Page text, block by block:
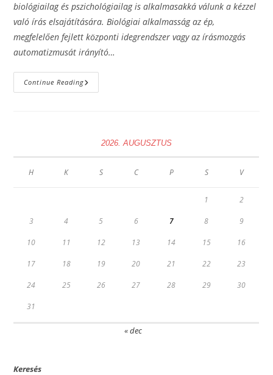
biológiailag és pszichológiailag is alkalmasakká válunk a kézzel
való írás elsajátítására. Biológiai alkalmasság az ép,
megfelelően fejlett központi idegrendszer vagy az írásmozgás
automatizmusát irányító…
Continue ReadingAhol
Az
2026. AUGUSZTUS
H K S C P S V
1 2
3 4 5 6 7 8 9
10 11 12 13 14 15 16
17 18 19 20 21 22 23
24 25 26 27 28 29 30
31
« dec
Keresés